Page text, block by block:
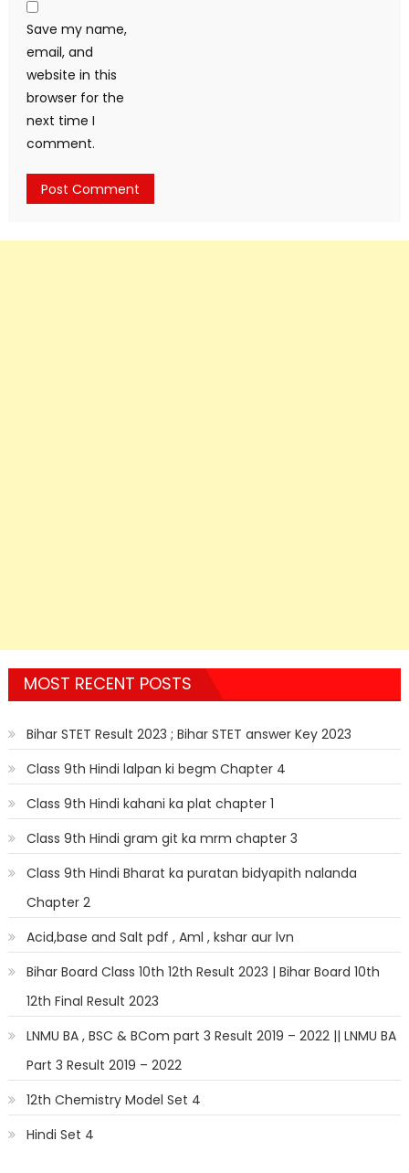
Save my name,
email, and
website in this
browser for the
next time I
comment.
MOST RECENT POSTS
Bihar STET Result 2023 ; Bihar STET answer Key 2023
Class 9th Hindi lalpan ki begm Chapter 4
Class 9th Hindi kahani ka plat chapter 1
Class 9th Hindi gram git ka mrm chapter 3
Class 9th Hindi Bharat ka puratan bidyapith nalanda
Chapter 2
Acid,base and Salt pdf , Aml , kshar aur lvn
Bihar Board Class 10th 12th Result 2023 | Bihar Board 10th
12th Final Result 2023
LNMU BA , BSC & BCom part 3 Result 2019 – 2022 || LNMU BA
Part 3 Result 2019 – 2022
12th Chemistry Model Set 4
Hindi Set 4